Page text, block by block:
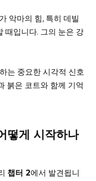
악마의 힘, 특히 데빌
때입니다. 그의 눈은 강
는 중요한 시각적 신호
붉은 코트와 함께 기억
떻게 시작하나
챕터 2에서 발견됩니